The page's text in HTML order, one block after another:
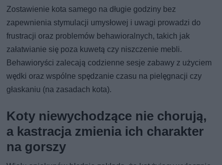
Zostawienie kota samego na długie godziny bez
zapewnienia stymulacji umysłowej i uwagi prowadzi do
frustracji oraz problemów behawioralnych, takich jak
załatwianie się poza kuwetą czy niszczenie mebli.
Behawioryści zalecają codzienne sesje zabawy z użyciem
wędki oraz wspólne spędzanie czasu na pielęgnacji czy
głaskaniu (na zasadach kota).
Koty niewychodzące nie chorują,
a kastracja zmienia ich charakter
na gorszy